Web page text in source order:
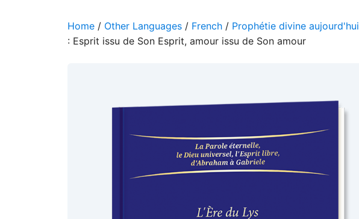
Home / Other Languages / French / Prophétie divine aujourd'hui
: Esprit issu de Son Esprit, amour issu de Son amour